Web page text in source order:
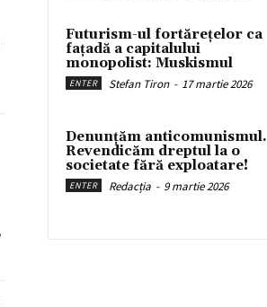
Futurism-ul fortărețelor ca
fațadă a capitalului
monopolist: Muskismul
ENTER Stefan Tiron - 17 martie 2026
Denunțăm anticomunismul.
Revendicăm dreptul la o
societate fără exploatare!
ENTER Redacția - 9 martie 2026